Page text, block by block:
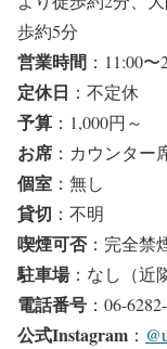
歩約5分
営業時間 ：11:00〜
定休日 ：不定休
予算 ：1,000円～
お席 ：カウンター
個室 ：無し
貸切 ：不明
喫煙可否：完全禁
駐車場：なし（近
電話番号 ：06-
公式Instagram ：